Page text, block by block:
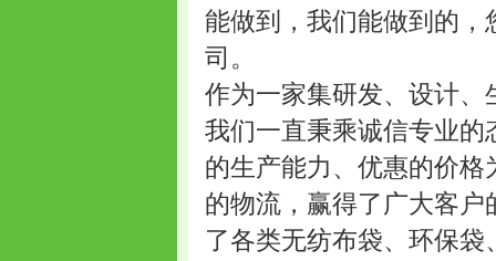
能做到，我们能做到的
司。
作为一家集研发、设计
我们一直秉乘诚信专业
的生产能力、优惠的价
的物流，赢得了广大客
了各类无纺布袋、环保